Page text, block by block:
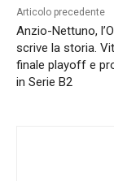
Articolo precedente
Anzio-Nettuno,
scrive la storia.
finale playoff e
in Serie B2